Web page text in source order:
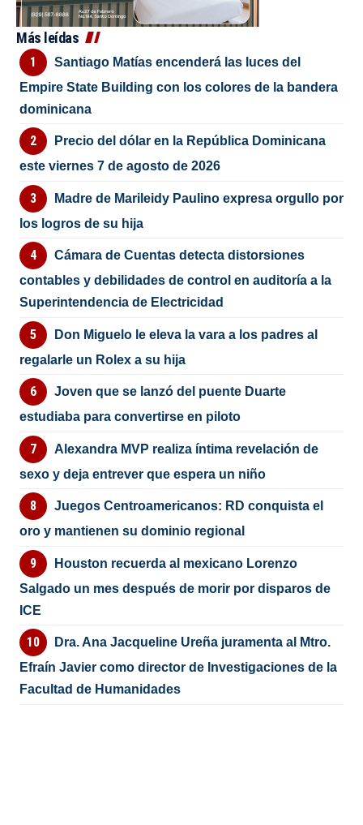
Más leídas
Santiago Matías encenderá las luces del
Empire State Building con los colores de la bandera
dominicana
Precio del dólar en la República Dominicana
este viernes 7 de agosto de 2026
Madre de Marileidy Paulino expresa orgullo por
los logros de su hija
Cámara de Cuentas detecta distorsiones
contables y debilidades de control en auditoría a la
Superintendencia de Electricidad
Don Miguelo le eleva la vara a los padres al
regalarle un Rolex a su hija
Joven que se lanzó del puente Duarte
estudiaba para convertirse en piloto
Alexandra MVP realiza íntima revelación de
sexo y deja entrever que espera un niño
Juegos Centroamericanos: RD conquista el
oro y mantienen su dominio regional
Houston recuerda al mexicano Lorenzo
Salgado un mes después de morir por disparos de
ICE
Dra. Ana Jacqueline Ureña juramenta al Mtro.
Efraín Javier como director de Investigaciones de la
Facultad de Humanidades